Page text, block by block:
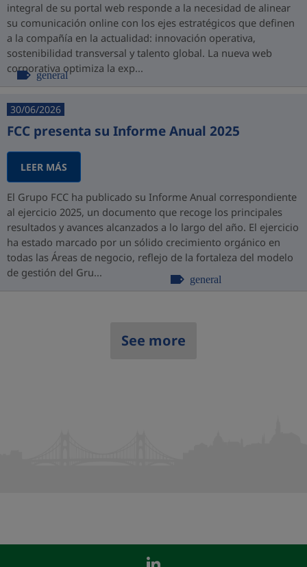
integral de su portal web responde a la necesidad de alinear
su comunicación online con los ejes estratégicos que definen
a la compañía en la actualidad: innovación operativa,
sostenibilidad transversal y talento global. La nueva web
corporativa optimiza la exp...
general
30/06/2026
FCC presenta su Informe Anual 2025
LEER MÁS
El Grupo FCC ha publicado su Informe Anual correspondiente
al ejercicio 2025, un documento que recoge los principales
resultados y avances alcanzados a lo largo del año. El ejercicio
ha estado marcado por un sólido crecimiento orgánico en
todas las Áreas de negocio, reflejo de la fortaleza del modelo
de gestión del Gru...
general
See more